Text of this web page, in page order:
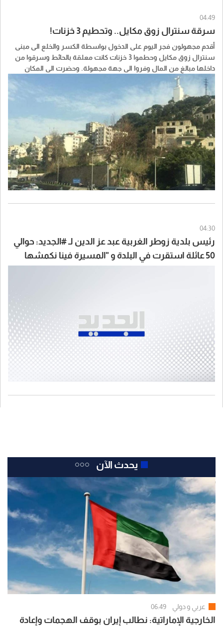
04:49
سرقة سنترال زوق مكايل.. وتحطيم 3 خزنات!
أقدم مجهولون فجر اليوم على الدخول بواسطة الكسر والخلع الى مبنى
سنترال زوق مكايل وحطموا 3 خزنات كانت معلقة بالحائط وسرقوا من
داخلها مبالغ من المال وفروا الى جهة مجهولة. وحضرت الى المكان
عناصر من القوى الأمنية والادلة الجنائية التي عملت على رفع البصمات
وبوشرت التحقيقات لكشف السارقين.
04:30
رئيس بلدية زوطر الغربية عبد عز الدين لـ #الجديد: حوالي
50 عائلة استقرت في البلدة و "المسيرة فينا نكمشها
يحدث الآن
عربي و دولي 06:49
الخارجية الإماراتية: نطالب إيران بوقف الهجمات وإعادة